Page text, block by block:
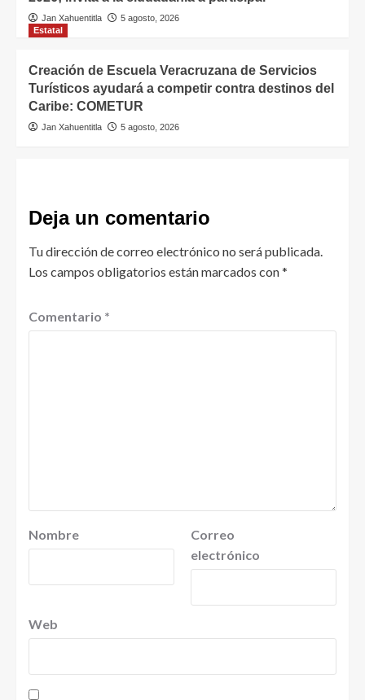
Jan Xahuentitla
5 agosto, 2026
Estatal
Creación de Escuela Veracruzana de Servicios
Turísticos ayudará a competir contra destinos del
Caribe: COMETUR
Jan Xahuentitla 5 agosto, 2026
Deja un comentario
Tu dirección de correo electrónico no será publicada.
Los campos obligatorios están marcados con*
Comentario *
Nombre
Correo
electrónico
Web